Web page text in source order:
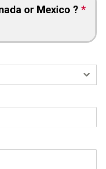
or Mexico ? *